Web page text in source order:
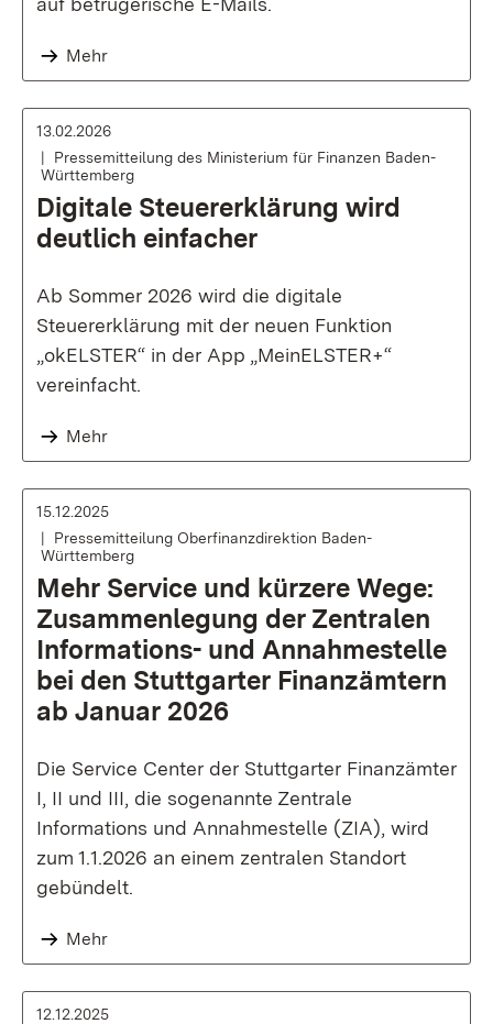
Mehr
13.02.2026
Pressemitteilung des Ministerium für Finanzen Baden-
Württemberg
Digitale Steuererklärung wird
deutlich einfacher
Ab Sommer 2026 wird die digitale
Steuererklärung mit der neuen Funktion
„okELSTER“ in der App „MeinELSTER+“
vereinfacht.
Mehr
15.12.2025
Pressemitteilung Oberfinanzdirektion Baden-
Württemberg
Mehr Service und kürzere Wege:
Zusammenlegung der Zentralen
Informations- und Annahmestelle
bei den Stuttgarter Finanzämtern
ab Januar 2026
Die Service Center der Stuttgarter Finanzämter
I, II und III, die sogenannte Zentrale
Informations und Annahmestelle (ZIA), wird
zum 1.1.2026 an einem zentralen Standort
gebündelt.
Mehr
12.12.2025